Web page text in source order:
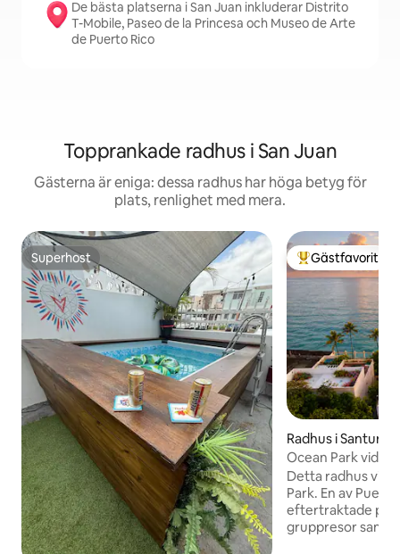
De bästa platserna i San Juan inkluderar Distrito
T-Mobile, Paseo de la Princesa och Museo de Arte
de Puerto Rico
Topprankade radhus i San Juan
Gästerna är eniga: dessa radhus har höga betyg för
plats, renlighet med mera.
Superhost
Superhost Populär
Gästfavorit
Radhus i Santurce
Ocean Park vid
Några steg till
Detta radhus vid
Park. En av
eftertraktade
gruppresor samt